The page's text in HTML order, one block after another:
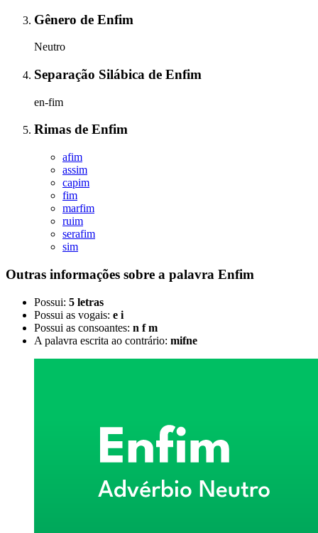
Gênero de Enfim
Neutro
Separação Silábica de Enfim
en-fim
Rimas de Enfim
afim
assim
capim
fim
marfim
ruim
serafim
sim
Outras informações sobre a palavra Enfim
Possui: 5 letras
Possui as vogais: e i
Possui as consoantes: n f m
A palavra escrita ao contrário: mifne